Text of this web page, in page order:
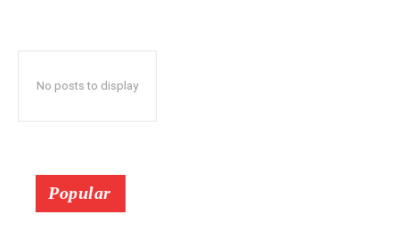
No posts to display
Popular